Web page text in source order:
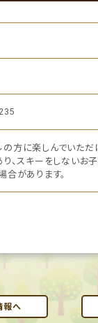
方に楽しんでいただ
、スキーをしないお
があります。
報へ